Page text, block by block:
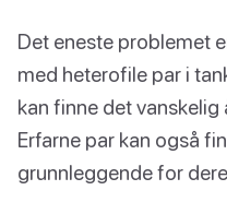
Det eneste problemet
med heterofile par i
kan finne det
Erfarne par kan også
grunnleggende for